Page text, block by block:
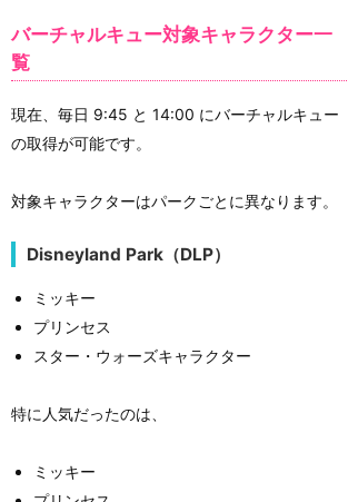
バーチャルキュー対象キャラクター一
覧
現在、毎日 9:45 と 14:00 にバーチャルキュー
の取得が可能です。
対象キャラクターはパークごとに異なります。
Disneyland Park（DLP）
ミッキー
プリンセス
スター・ウォーズキャラクター
特に人気だったのは、
ミッキー